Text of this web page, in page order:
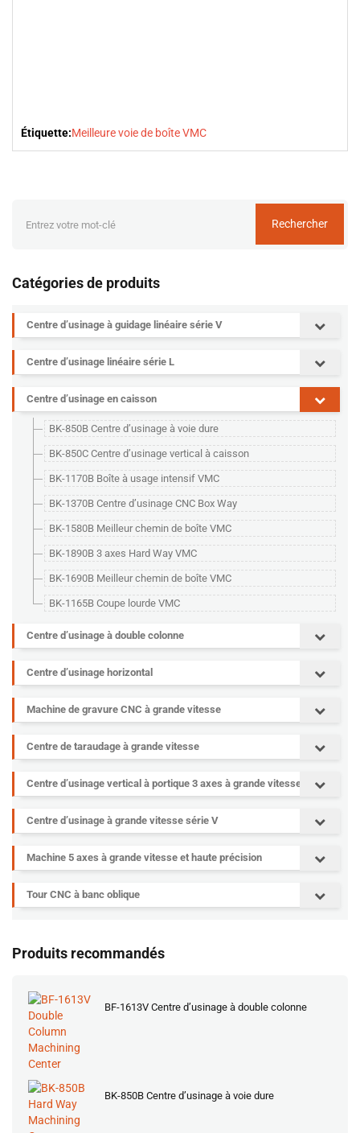
Étiquette:Meilleure voie de boîte VMC
Rechercher
Catégories de produits
Centre d’usinage à guidage linéaire série V
Centre d’usinage linéaire série L
Centre d’usinage en caisson
BK-850B Centre d’usinage à voie dure
BK-850C Centre d’usinage vertical à caisson
BK-1170B Boîte à usage intensif VMC
BK-1370B Centre d’usinage CNC Box Way
BK-1580B Meilleur chemin de boîte VMC
BK-1890B 3 axes Hard Way VMC
BK-1690B Meilleur chemin de boîte VMC
BK-1165B Coupe lourde VMC
Centre d’usinage à double colonne
Centre d’usinage horizontal
Machine de gravure CNC à grande vitesse
Centre de taraudage à grande vitesse
Centre d’usinage vertical à portique 3 axes à grande vitesse
Centre d’usinage à grande vitesse série V
Machine 5 axes à grande vitesse et haute précision
Tour CNC à banc oblique
Produits recommandés
BF-1613V Centre d’usinage à double colonne
BK-850B Centre d’usinage à voie dure